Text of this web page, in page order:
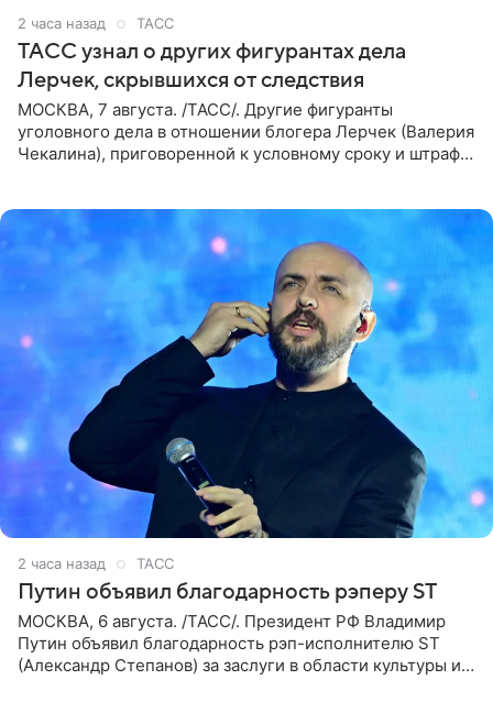
2 часа назад ТАСС
ТАСС узнал о других фигурантах дела
Лерчек, скрывшихся от следствия
МОСКВА, 7 августа. /ТАСС/. Другие фигуранты
уголовного дела в отношении блогера Лерчек (Валерия
Чекалина), приговоренной к условному сроку и штрафу,
2 часа назад ТАСС
Путин объявил благодарность рэперу ST
МОСКВА, 6 августа. /ТАСС/. Президент РФ Владимир
Путин объявил благодарность рэп-исполнителю ST
(Александр Степанов) за заслуги в области культуры и